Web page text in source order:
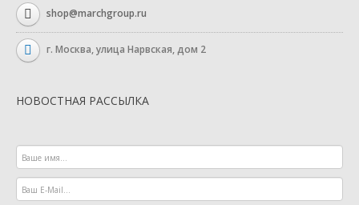
shop@marchgroup.ru
г. Москва, улица Нарвская, дом 2
НОВОСТНАЯ РАССЫЛКА